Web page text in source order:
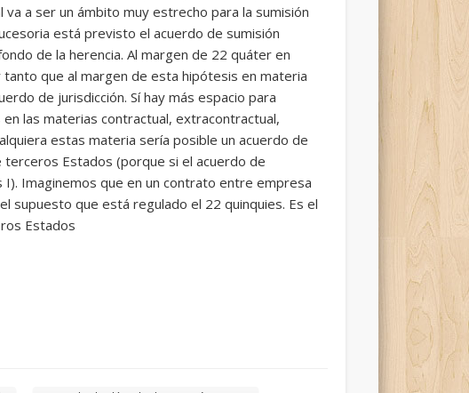
a ser un ámbito muy estrecho para la sumisión
está previsto el acuerdo de sumisión
de la herencia. Al margen de 22 quáter en
que al margen de esta hipótesis en materia
de jurisdicción. Sí hay más espacio para
las materias contractual, extracontractual,
estas materia sería posible un acuerdo de
Estados (porque si el acuerdo de
Imaginemos que en un contrato entre empresa
supuesto que está regulado el 22 quinquies. Es el
Estados